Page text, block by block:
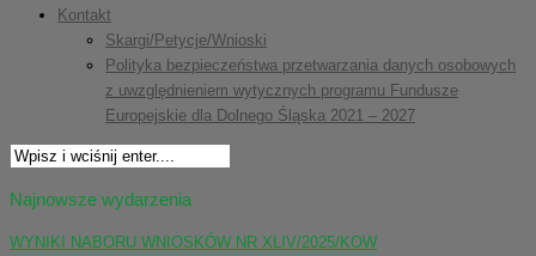
Kontakt
Skargi/Petycje/Wnioski
Polityka bezpieczeństwa przetwarzania danych osobowych
z uwzględnieniem wytycznych programu Fundusze
Europejskie dla Dolnego Śląska 2021 – 2027
Najnowsze wydarzenia
WYNIKI NABORU WNIOSKÓW NR XLIV/2025/KOW